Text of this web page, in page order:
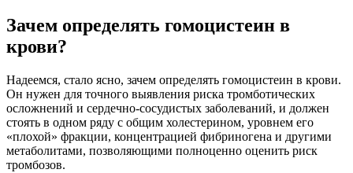
Зачем определять гомоцистеин в
крови?
Надеемся, стало ясно, зачем определять гомоцистеин в крови.
Он нужен для точного выявления риска тромботических
осложнений и сердечно-сосудистых заболеваний, и должен
стоять в одном ряду с общим холестерином, уровнем его
«плохой» фракции, концентрацией фибриногена и другими
метаболитами, позволяющими полноценно оценить риск
тромбозов.